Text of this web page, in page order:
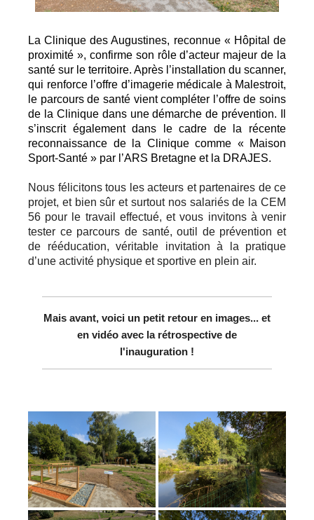
La Clinique des Augustines, reconnue « Hôpital de
proximité », confirme son rôle d’acteur majeur de la
santé sur le territoire. Après l’installation du scanner,
qui renforce l’offre d’imagerie médicale à Malestroit,
le parcours de santé vient compléter l’offre de soins
de la Clinique dans une démarche de prévention. Il
s’inscrit également dans le cadre de la récente
reconnaissance de la Clinique comme « Maison
Sport-Santé » par l’ARS Bretagne et la DRAJES.
Nous félicitons tous les acteurs et partenaires de ce
projet, et bien sûr et surtout nos salariés de la CEM
56 pour le travail effectué, et vous invitons à venir
tester ce parcours de santé,outil de prévention et
de rééducation, véritable invitation à la pratique
d’une activité physique et sportive en plein air.
Mais avant, voici un petit retour en images... et
en vidéo avec la rétrospective de
l'inauguration !